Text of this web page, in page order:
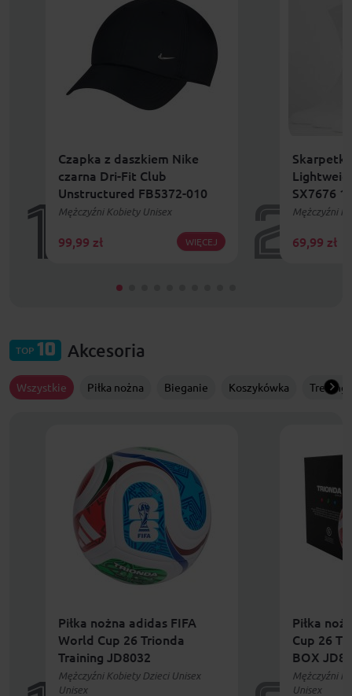
1
Czapka z daszkiem Nike
czarna Dri-Fit Club
Unstructured FB5372-010
Mężczyźni Kobiety Unisex
99,99 zł WIĘCEJ 2
Skarpetki
SX7676
Mężczyźni
69,99 zł
TOP 10 Akcesoria
Wszystkie Piłka nożna Bieganie Koszykówka Trening
Piłka nożna adidas FIFA
World Cup 26 Trionda
Training JD8032
Mężczyźni Kobiety Dzieci Unisex
Unisex
Piłka
Cup 26
BOX
Mężczyźni
Unisex